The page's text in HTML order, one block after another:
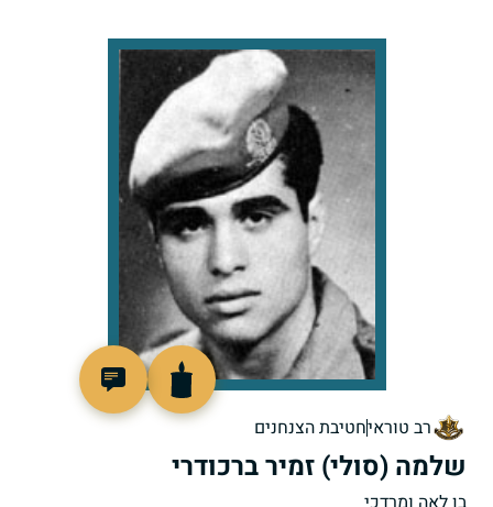
רב טוראיחטיבת הצנחנים
שלמה (סולי) זמיר ברכודרי